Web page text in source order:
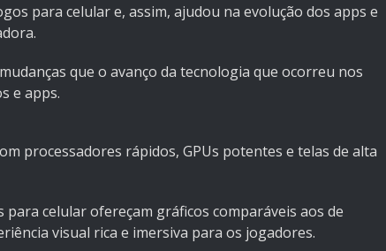
para celular e, assim, ajudou na evolução dos apps e
que o avanço da tecnologia que ocorreu nos
e apps.
processadores rápidos, GPUs potentes e telas de alta
celular ofereçam gráficos comparáveis aos de
visual rica e imersiva para os jogadores.